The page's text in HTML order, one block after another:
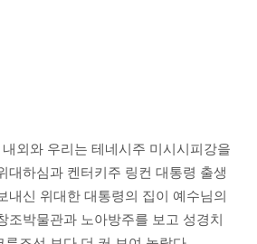
외와 우리는 테네시주 미시시피강을
대하심과 켄터키주 링컨 대통령 출생
내신 위대한 대통령의 집이 예수님의
조박물관과 노아방주를 보고 성경치